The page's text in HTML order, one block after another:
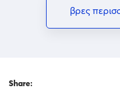
βρες
Share: